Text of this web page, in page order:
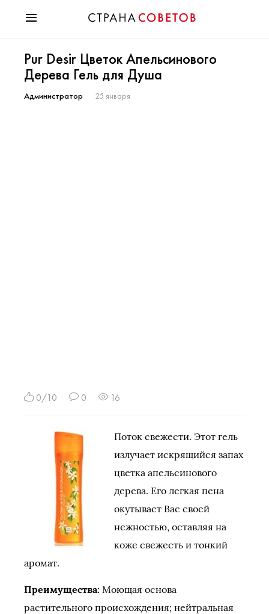
Мода
Звезды
Гороскопы
Pur Desir Цветок Апельсинового
Дерева Гель для Душа
Администратор 25 января
0/10 0 16
Поток свежести. Этот гель
излучает искрящийся запах
цветка апельсинового
дерева. Его легкая пена
окутывает Вас своей
нежностью, оставляя на
коже свежесть и тонкий
аромат.
Преимущества: Моющая основа
растительного происхождения; нейтральная